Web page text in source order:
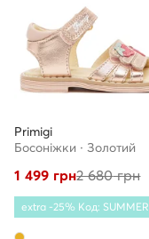
Primigi
Босоніжки · Золотий
1 499 грн2 680грн
extra -25% Код: SUMMER